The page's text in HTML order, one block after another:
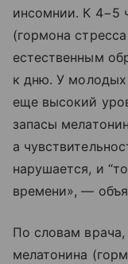
инсомнии. К 4−5
(гормона
естественным
к дню. У молодых
еще высокий
запасы
а
нарушается, и
времени», —
По словам
мелатонина